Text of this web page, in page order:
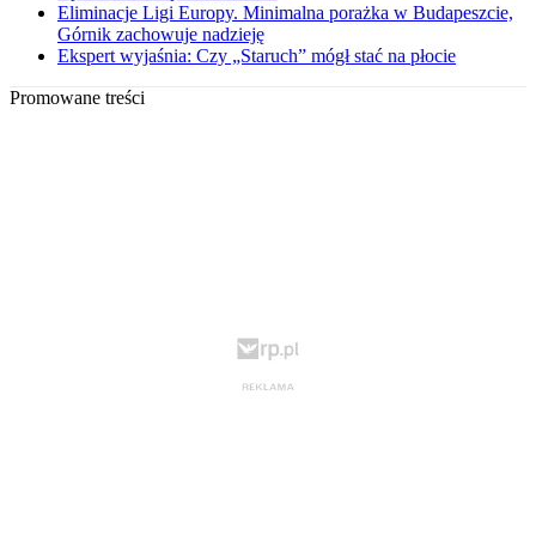
Eliminacje Ligi Europy. Minimalna porażka w Budapeszcie,
Górnik zachowuje nadzieję
Ekspert wyjaśnia: Czy „Staruch” mógł stać na płocie
Promowane treści